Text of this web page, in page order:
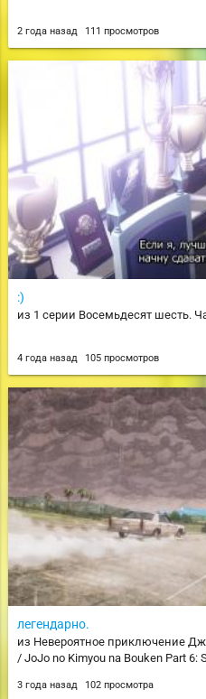
2 года назад 111 просмотров
:)
из 1 серии Восемьдесят шесть.
4 года назад 105 просмотров
легендарно.
из Невероятное приключение
/ JoJo no Kimyou na Bouken Part 6:
3 года назад 102 просмотра